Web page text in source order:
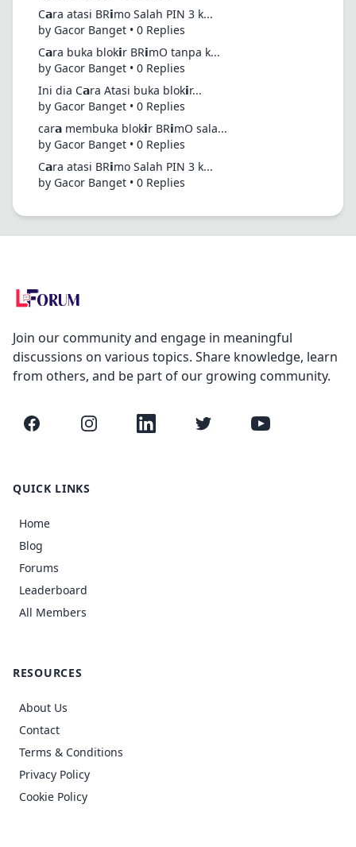
C𝗮ra atasi BR𝗶mo Salah PIN 3 k...
by Gacor Banget • 0 Replies
C𝗮ra buka blok𝗶r BR𝗶mO tanpa k...
by Gacor Banget • 0 Replies
Ini dia C𝗮ra Atasi buka blok𝗶r...
by Gacor Banget • 0 Replies
car𝗮 membuka blok𝗶r BR𝗶mO sala...
by Gacor Banget • 0 Replies
C𝗮ra atasi BR𝗶mo Salah PIN 3 k...
by Gacor Banget • 0 Replies
Join our community and engage in meaningful
discussions on various topics. Share knowledge, learn
from others, and be part of our growing community.
Facebook InstagramLinkedIn Twitter YouTube
QUICK LINKS
Home
Blog
Forums
Leaderboard
All Members
RESOURCES
About Us
Contact
Terms & Conditions
Privacy Policy
Cookie Policy